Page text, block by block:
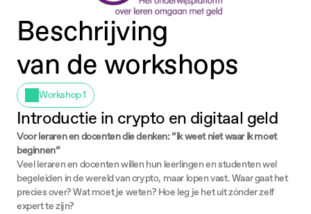
Beschrijving
van de workshops
Workshop 1
Introductie in crypto en digitaal geld
Voor leraren en docenten die denken: “ik weet niet waar ik moet
beginnen”
Veel leraren en docenten willen hun leerlingen en studenten wel
begeleiden in de wereld van crypto, maar lopen vast. Waar gaat het
precies over? Wat moet je weten? Hoe leg je het uit zónder zelf
expert te zijn?